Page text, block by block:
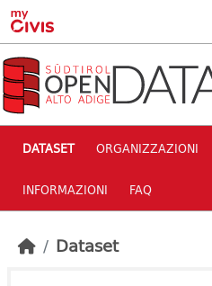
Skip to main content
DATASET ORGANIZZAZIONI
INFORMAZIONI FAQ
Dataset